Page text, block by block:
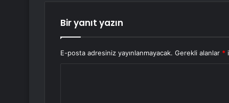
Bir yanıt yazın
E-posta adresiniz yayınlanmayacak. Gerekli alanlar *